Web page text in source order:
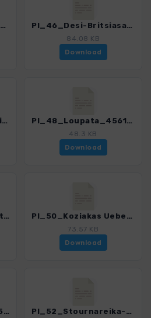
PI_45_Drosohori -Avgo_4561_1.gpx PI_46_Desi-Britsiasa_4561_1.gpx
84.08 KB
Download
PI_47_Pertouli-Neraida_4561_1.gpx PI_48_Loupata_4561_1.gpx
48.3 KB
Download
PI_49_Ski Center-Astrapi_4561_1.gpx PI_50_Koziakas Ueberschreitung_4561_1.gpx
73.57 KB
Download
PI_51_Elati-Tsioki_4561_1.gpx PI_52_Stournareika-Karadziouni_4561_1.gpx